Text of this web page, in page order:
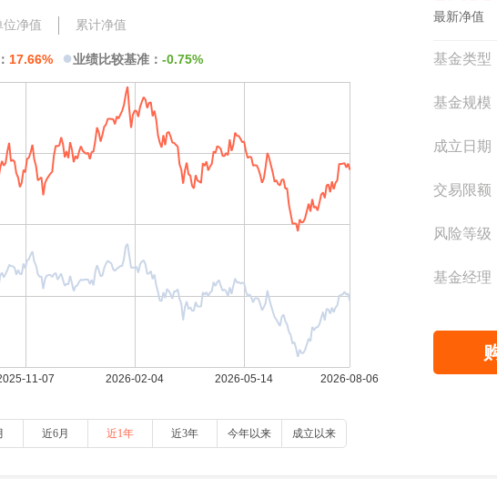
位净值 累计净值
17.66% ●业绩比较基准： -0.75%
近6月 近1年 近3年 今年以来 成立以来
最新净值
基金类型
基金规模
成立日期
交易限额
风险等级
基金经理